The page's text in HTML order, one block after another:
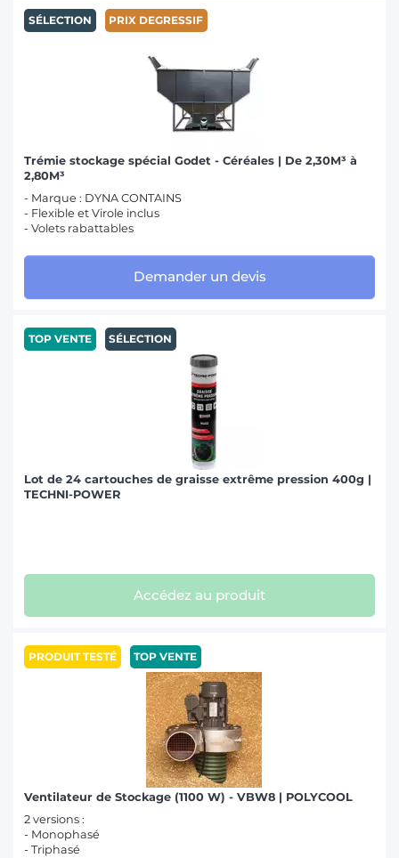
SÉLECTION PRIX DEGRESSIF
Trémie stockage spécial Godet - Céréales | De 2,30M³ à
2,80M³
- Marque : DYNA CONTAINS
- Flexible et Virole inclus
- Volets rabattables
Demander un devis
TOP VENTE SÉLECTION
Lot de 24 cartouches de graisse extrême pression 400g |
TECHNI-POWER
Accédez au produit
PRODUIT TESTÉ TOP VENTE
Ventilateur de Stockage (1100 W) - VBW8 | POLYCOOL
2 versions :
- Monophasé
- Triphasé